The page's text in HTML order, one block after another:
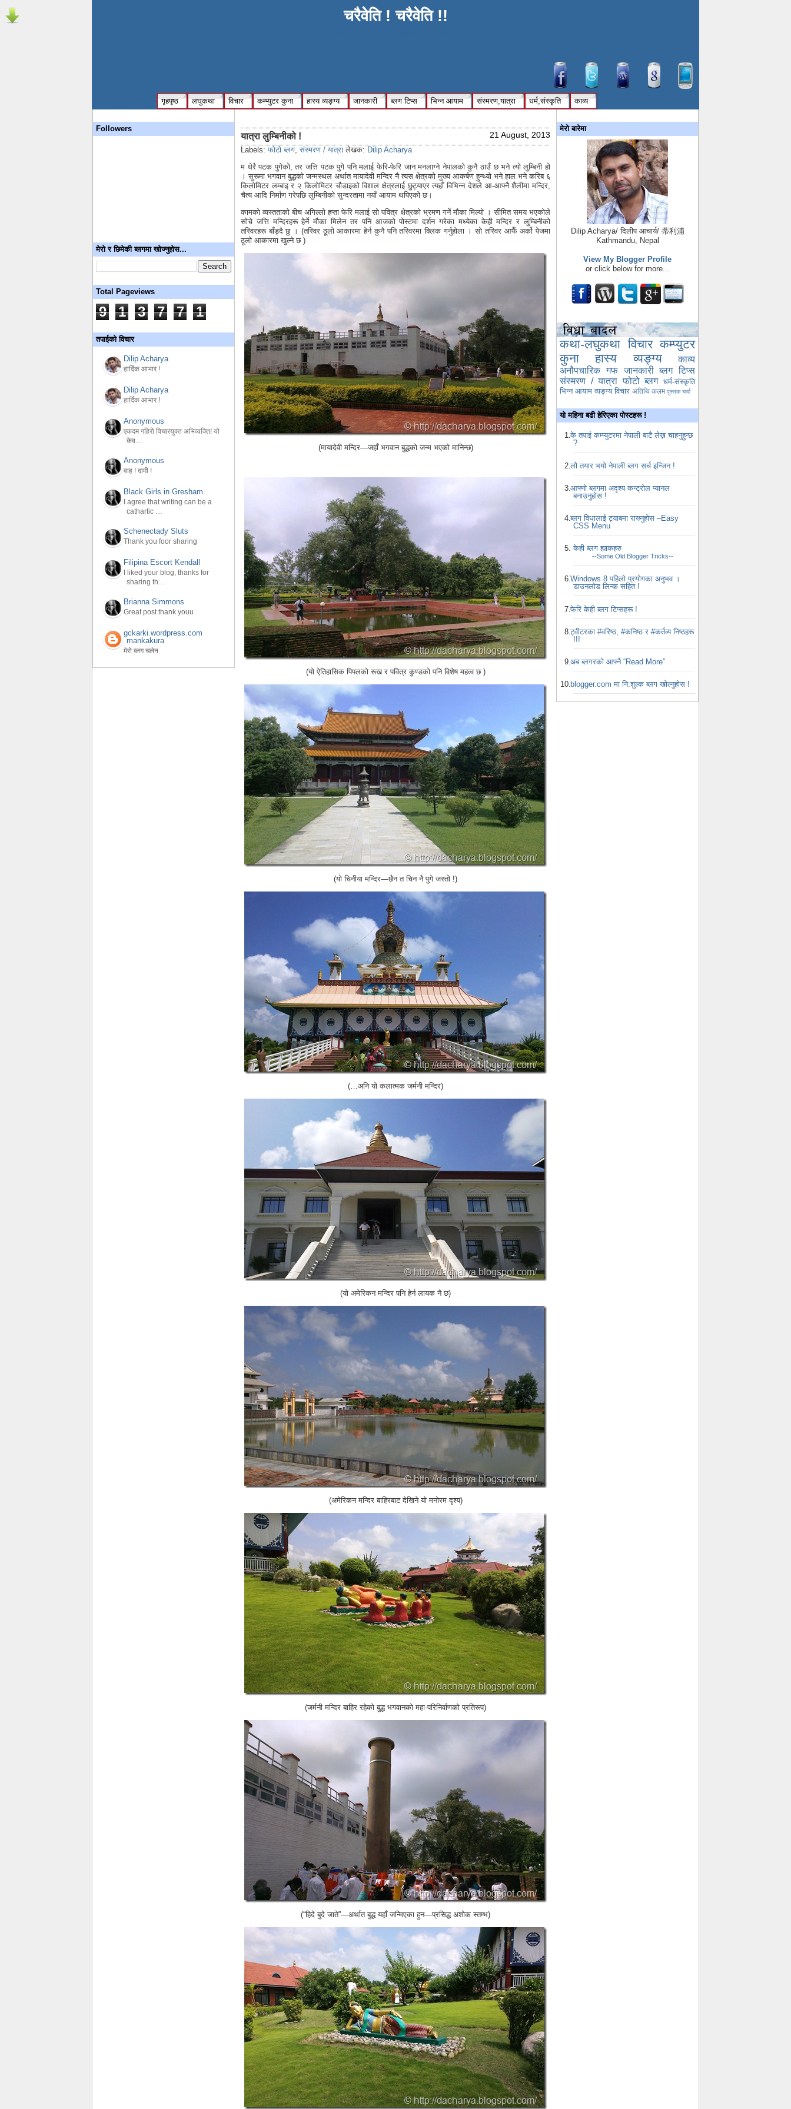
चरैवेति ! चरैवेति !!
गृहपृष्ठ लघुकथा विचार कम्प्युटर कुना हास्य व्यङ्ग्य जानकारी ब्लग टिप्स भिन्न आयाम संस्मरण,यात्रा धर्म,संस्कृति काव्य
Followers
मेरो र छिमेकी ब्लगमा खोज्नुहोस...
Total Pageviews
9 1 3 7 7 1
तपाईको विचार
Dilip Acharya
हार्दिक आभार !
Dilip Acharya
हार्दिक आभार !
Anonymous
एकदम गहिरो विचारयुक्त अभिव्यक्ति! यो
केव…
Anonymous
वाह ! दामी !
Black Girls in Gresham
I agree that writing can be a
cathartic …
Schenectady Sluts
Thank you foor sharing
Filipina Escort Kendall
I liked your blog, thanks for
sharing th…
Brianna Simmons
Great post thank youu
gckarki.wordpress.com
mankakura
मेरो व्लग चलेन
21 August, 2013
यात्रा लुम्बिनीको !
Labels:फोटो ब्लग ,संस्मरण / यात्रा लेखक: Dilip Acharya
म धेरै पटक पुगेको, तर जत्ति पटक पुगे पनि मलाई फेरि-फेरि जान मनलाग्ने नेपालको कुनै ठाउँ छ भने त्यो लुम्बिनी हो
। सुरूमा भगवान बुद्धको जन्मस्थल अर्थात मायादेवी मन्दिर नै त्यस क्षेत्रको मुख्य आकर्षण हुन्थ्यो भने हाल भने करिब ६
किलोमिटर लम्बाइ र २ किलोमिटर चौडाइको विशाल क्षेत्रलाई छुट्याएर त्यहाँ विभिन्न देशले आ-आफ्नै शैलीमा मन्दिर,
चैत्य आदि निर्माण गरेपछि लुम्बिनीको सुन्दरतामा नयाँ आयाम थपिएको छ।
कामको व्यस्तताको बीच अगिल्लो हप्ता फेरि मलाई सो पवित्र क्षेत्रको भ्रमण गर्ने मौका मिल्यो । सीमित समय भएकोले
सोचे जत्ति मन्दिरहरू हेर्ने मौका मिलेन तर पनि आजको पोस्टमा दर्शन गरेका मध्येका केही मन्दिर र लुम्बिनीको
तस्विरहरू बाँड्दै छु । (तस्विर ठूलो आकारमा हेर्न कुनै पनि तस्विरमा क्लिक गर्नुहोला । सो तस्विर आफैँ अर्को पेजमा
ठूलो आकारमा खुल्ने छ )
(मायादेवी मन्दिर—जहाँ भगवान बुद्धको जन्म भएको मानिन्छ)
(यो ऐतिहासिक पिपलको रूख र पवित्र कुण्डको पनि विशेष महत्व छ )
(यो चिनीया मन्दिर—छैन त चिन नै पुगे जस्तो !)
(…अनि यो कलात्मक जर्मनी मन्दिर)
(यो अमेरिकन मन्दिर पनि हेर्न लायक नै छ)
(अमेरिकन मन्दिर बाहिरबाट देखिने यो मनोरम दृश्य)
(जर्मनी मन्दिर बाहिर रहेको बुद्ध भगवानको महा-परिनिर्वाणको प्रतिरूप)
(“हिदे बुदे जाते”—अर्थात बुद्ध यहाँ जन्मिएका हुन—प्रसिद्ध अशोक स्तम्भ)
मेरो बारेमा
Dilip Acharya/ दिलीप आचार्य/ 蒂利浦
Kathmandu, Nepal
View My Blogger Profile
or click below for more...
कथा-लघुकथा विचार कम्प्युटर
कुना
हास्य व्यङ्ग्य
काव्य
अनौपचारिक गफ जानकारी ब्लग टिप्स
संस्मरण / यात्रा फोटो ब्लग धर्म-संस्कृति
भिन्न आयाम व्यङ्ग्य विचार अतिथि कलम पुस्तक चर्चा
यो महिना बढी हेरिएका पोस्टहरू !
के तपाई कम्प्युटरमा नेपाली बाटै लेख्न चाहनुहुन्छ
?
लौ तयार भयो नेपाली ब्लग सर्च इन्जिन !
आफ्नो ब्लगमा अदृश्य कन्ट्रोल प्यानल
बनाउनुहोस !
ब्लग विधालाई ट्याबमा राख्‍नुहोस –Easy
CSS Menu
केही ब्लग ह्याकहरु
--Some Old Blogger Tricks--
Windows 8 पहिलो प्रयोगका अनुभव ।
डाउनलोड लिन्क सहित !
फेरि केही ब्लग टिप्सहरू !
ट्वीटरका #वरिष्ठ, #कनिष्ठ र #कर्तव्य निष्ठहरू
!!!
अब ब्लगरको आफ्नै “Read More”
blogger.com मा नि:शुल्क ब्लग खोल्नुहोस !